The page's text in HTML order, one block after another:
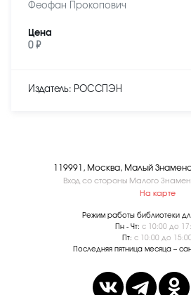
Феофан Прокопович
Цена
0 ₽
Издатель: РОССПЭН
119991, Москва, Малый
Вход со стороны Малого
На карте
Режим работы библиотеки
Пн - Чт: с 10:00 до
Пт: с 10:00 до 15:00
Последняя пятница месяца –